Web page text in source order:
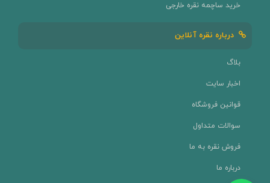
خرید ساچمه نقره خارجی
درباره نقره آنلاین
بلاگ
اخبار سایت
قوانین فروشگاه
سوالات متداول
فروش نقره به ما
درباره ما